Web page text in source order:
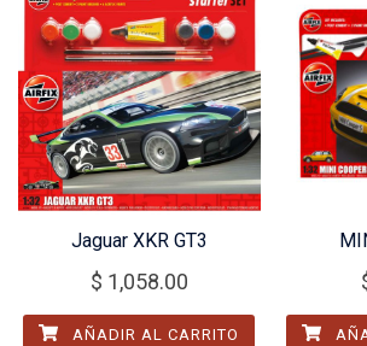
Jaguar XKR GT3
$ 1,058.00
AÑADIR AL CARRITO